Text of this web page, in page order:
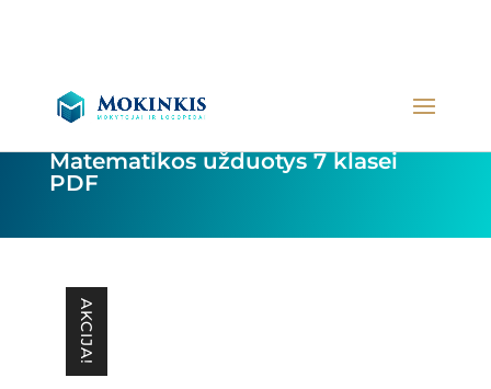
Matematikos užduotys 7 klasei
PDF
AKCIJA!